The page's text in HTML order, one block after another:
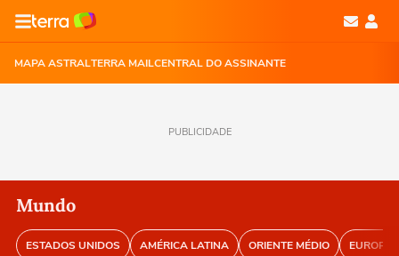
MAPA ASTRALTERRA MAILCENTRAL DO ASSINANTE
PUBLICIDADE
Mundo
ESTADOS UNIDOS AMÉRICA LATINA ORIENTE MÉDIO EUROPA